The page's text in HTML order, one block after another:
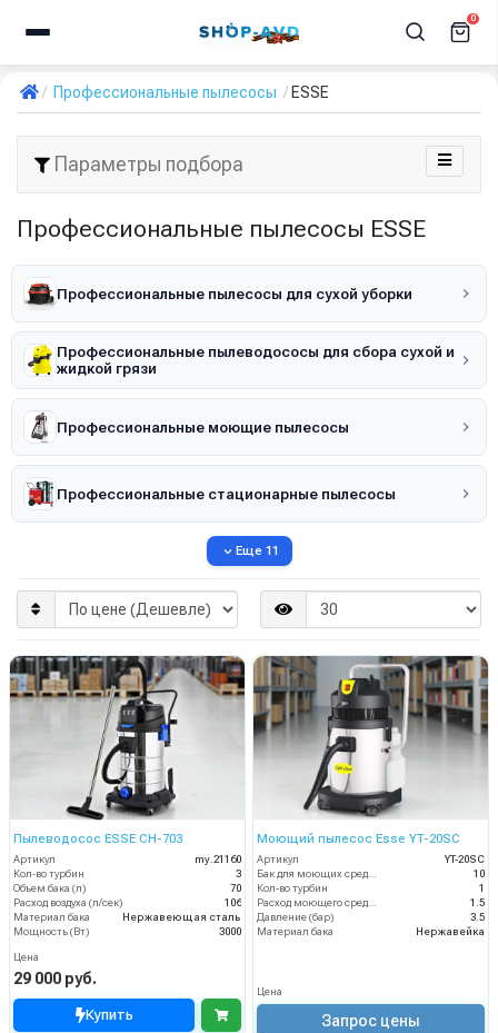
0
Профессиональные пылесосы ESSE
Параметры подбора
Профессиональные пылесосы ESSE
Профессиональные пылесосы для сухой уборки
Профессиональные пылеводососы для сбора сухой и
жидкой грязи
Профессиональные моющие пылесосы
Профессиональные стационарные пылесосы
Еще 11
Пылеводосос ESSE CH-703
Артикул
my.21160
Кол-во турбин
3
Объем бака (л)
70
Расход воздуха (л/сек)
106
Материал бака
Нержавеющая сталь
Мощность (Вт)
3000
Цена
29 000 руб.
Купить
Моющий пылесос Esse YT-20SC
Артикул
YT-20SC
10
Кол-во турбин
1
1.5
Давление (бар)
3.5
Материал бака
Нержавейка
Цена
Запрос цены